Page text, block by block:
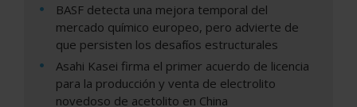
BASF detecta una mejora temporal del
mercado químico europeo, pero advierte de
que persisten los desafíos estructurales
Asahi Kasei firma el primer acuerdo de licencia
para la producción y venta de electrolito
novedoso de acetolito en China